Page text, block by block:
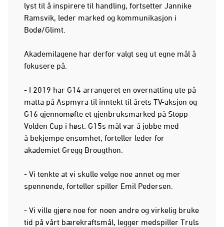
lyst til å inspirere til handling, fortsetter Jannike
Ramsvik, leder marked og kommunikasjon i
Bodø/Glimt.
Akademilagene har derfor valgt seg ut egne mål å
fokusere på.
- I 2019 har G14 arrangeret en overnatting ute på
matta på Aspmyra til inntekt til årets TV-aksjon og
G16 gjennomøfte et gjenbruksmarked på Stopp
Volden Cup i høst. G15s mål var å jobbe med
å bekjempe ensomhet, forteller leder for
akademiet Gregg Brougthon.
- Vi tenkte at vi skulle velge noe annet og mer
spennende, forteller spiller Emil Pedersen.
- Vi ville gjøre noe for noen andre og virkelig bruke
tid på vårt bærekraftsmål, legger medspiller Truls